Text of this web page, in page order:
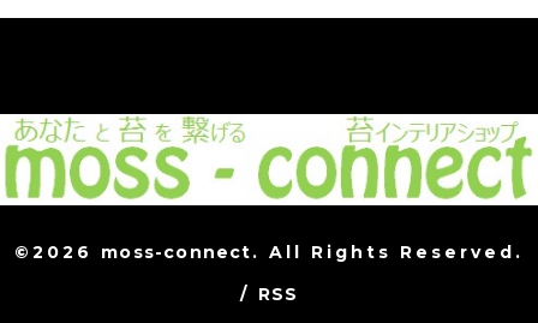
©2026 moss-connect. All Rights Reserved.
/ RSS